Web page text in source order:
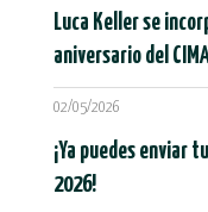
Luca Keller se
aniversario del
02/05/2026
¡Ya puedes enviar
2026!